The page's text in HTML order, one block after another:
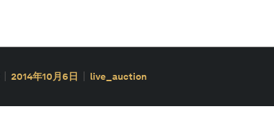
2014年10月6日 live_auction